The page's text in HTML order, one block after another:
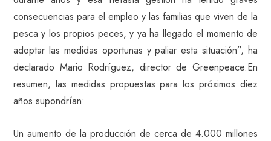
consecuencias para el empleo y las familias que viven de la
pesca y los propios peces, y ya ha llegado el momento de
adoptar las medidas oportunas y paliar esta situación”, ha
declarado Mario Rodríguez, director de Greenpeace.En
resumen, las medidas propuestas para los próximos diez
años supondrían:
Un aumento de la producción de cerca de 4.000 millones